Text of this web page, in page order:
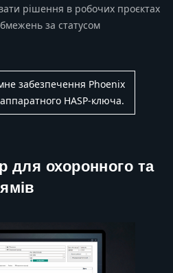
рішення в робочих проєктах
за статусом
забезпечення Phoenix
HASP-ключа.
для охоронного та